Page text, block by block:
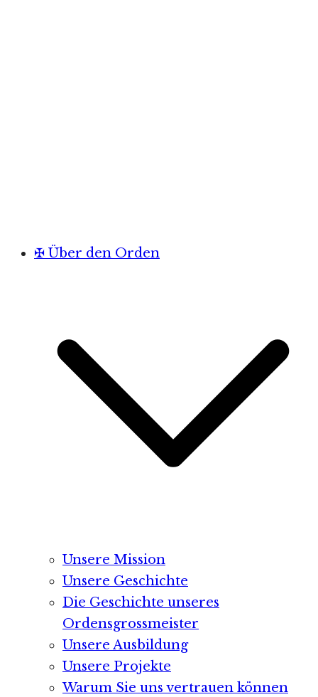
✠ Über den Orden
Unsere Mission
Unsere Geschichte
Die Geschichte unseres
Ordensgrossmeister
Unsere Ausbildung
Unsere Projekte
Warum Sie uns vertrauen können